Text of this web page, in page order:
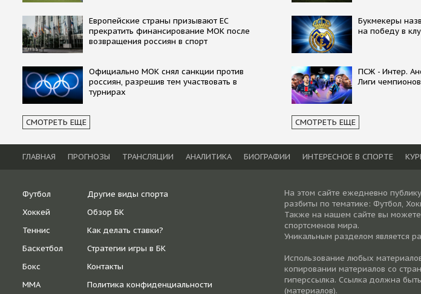
Европейские страны призывают ЕС
прекратить финансирование МОК после
возвращения россиян в спорт
Официально МОК снял санкции против
россиян, разрешив тем участвовать в
турнирах
СМОТРЕТЬ ЕЩЕ
Букмекеры
на победу в
ПСЖ - Интер.
Лиги
СМОТРЕТЬ ЕЩЕ
ГЛАВНАЯ ПРОГНОЗЫ ТРАНСЛЯЦИИ АНАЛИТИКА БИОГРАФИИ ИНТЕРЕСНОЕ В СПОРТЕ
Футбол
Хоккей
Теннис
Баскетбол
Бокс
ММА
Другие виды спорта
Обзор БК
Как делать ставки?
Стратегии игры в БК
Контакты
Политика конфиденциальности
На этом сайте ежедневно
разбиты по тематике: Футбол,
Также на нашем сайте вы
спортсменов мира.
Уникальным разделом является
Использование любых
копировании материалов со
гиперссылка. Ссылка должна
(материалов).